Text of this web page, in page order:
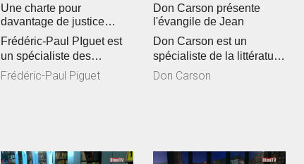
Une charte pour
davantage de justice
climatique en Eglise
Frédéric-Paul PIguet est
un spécialiste des
questions
environnementales. Il a...
Frédéric-Paul Piguet
Don Carson présente
l'évangile de Jean
Don Carson est un
spécialiste de la littérature
du Nouveau Testament.
Don Carson